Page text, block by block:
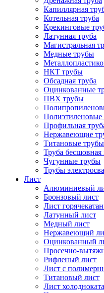
Капиллярная
Котельная труба
Крекинговые
Латунная труба
Магистральная
Медные трубы
НКТ трубы
Обсадная труба
Оцинкованные
ПВХ трубы
Полиэтиленовые
Профильная
Нержавеющие
Титановые трубы
Труба бесшовная
Чугунные трубы
Трубы
Лист
Алюминиевый
Бронзовый лист
Лист
Латунный лист
Медный лист
Нержавеющий
Оцинкованный
Просечно-
Рифленый лист
Лист с
Титановый лист
Лист